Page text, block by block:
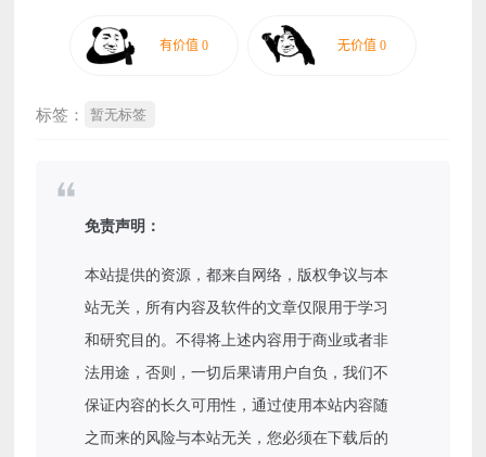
标签： 暂无标签
免责声明：
本站提供的资源，都来自网络，版权争议与本
站无关，所有内容及软件的文章仅限用于学习
和研究目的。不得将上述内容用于商业或者非
法用途，否则，一切后果请用户自负，我们不
保证内容的长久可用性，通过使用本站内容随
之而来的风险与本站无关，您必须在下载后的